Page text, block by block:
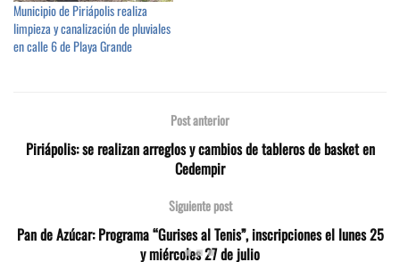
Municipio de Piriápolis realiza
limpieza y canalización de pluviales
en calle 6 de Playa Grande
Post anterior
Piriápolis: se realizan arreglos y cambios de tableros de basket en
Cedempir
Siguiente post
Pan de Azúcar: Programa “Gurises al Tenis”, inscripciones el lunes 25
y miércoles 27 de julio